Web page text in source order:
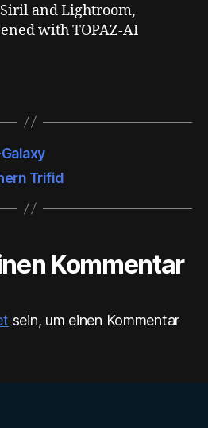
and Lightroom,
with TOPAZ-AI
Trifid
Kommentar
sein, um einen Kommentar